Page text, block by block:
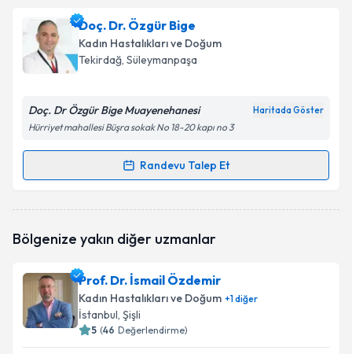
Doç. Dr. Özgür Bige
Kadın Hastalıkları ve Doğum
Tekirdağ, Süleymanpaşa
Doç. Dr Özgür Bige Muayenehanesi Haritada Göster
Hürriyet mahallesi Büşra sokak No 18-20 kapı no 3
Randevu Talep Et
Randevu Takvimi Talebi
oluşturun. Size bu uzmandan randevu almanız için bir
E-posta Adresiniz
Bölgenize yakın diğer uzmanlar
Prof. Dr. İsmail Özdemir
Kadın Hastalıkları ve Doğum +1diğer
İstanbul, Şişli
5 (46 Değerlendirme)